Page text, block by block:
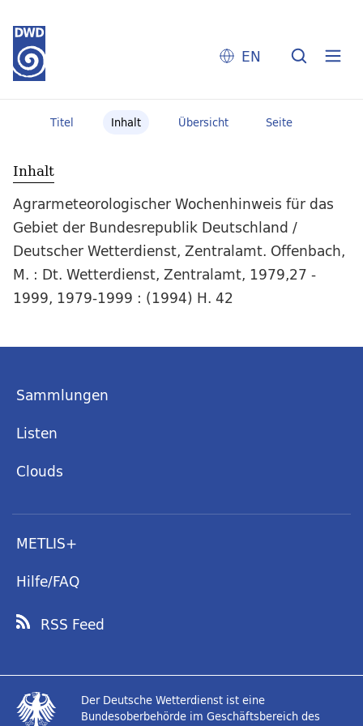
EN
Titel Inhalt Übersicht Seite
Inhalt
Agrarmeteorologischer Wochenhinweis für das
Gebiet der Bundesrepublik Deutschland /
Deutscher Wetterdienst, Zentralamt. Offenbach,
M. : Dt. Wetterdienst, Zentralamt, 1979,27 -
1999, 1979-1999 : (1994) H. 42
Sammlungen
Listen
Clouds
METLIS+
Hilfe/FAQ
RSS Feed
Der Deutsche Wetterdienst ist eine
Bundesoberbehörde im Geschäftsbereich des